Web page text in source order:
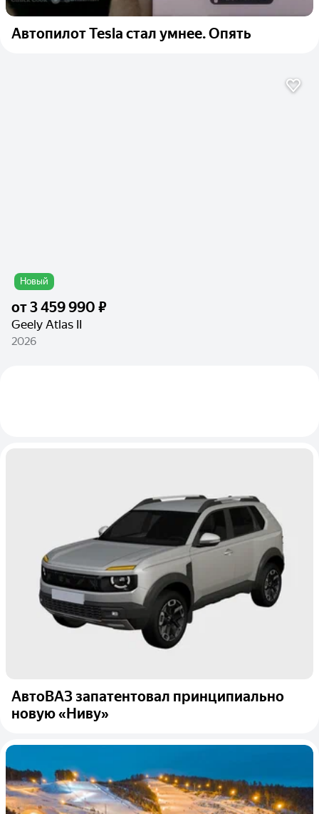
Автопилот Tesla стал умнее. Опять
Новый
от3 459 990 ₽
Geely Atlas II
2026
АвтоВАЗ запатентовал принципиально
новую «Ниву»